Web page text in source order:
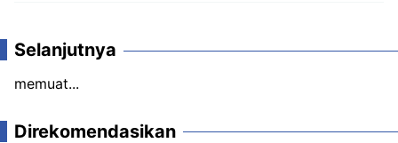
Selanjutnya
memuat...
Direkomendasikan